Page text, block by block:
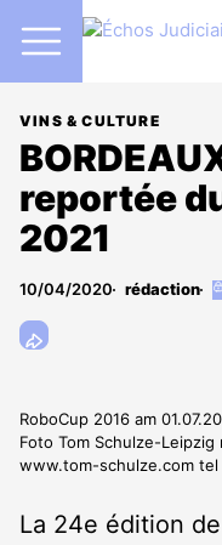
VINS & CULTURE
reportée
2021
10/04/2020 rédaction
RoboCup 2016 am
Foto Tom Schulze-
www.tom-schulze.com tel
La 24e édition